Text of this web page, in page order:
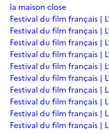
la maison close
Festival du film français |
Festival du film français |
Festival du film français |
Festival du film français |
Festival du film français |
Festival du film français |
Festival du film français |
Festival du film français |
Festival du film français |
Festival du film français |